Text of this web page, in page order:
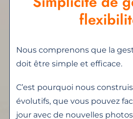
Nous comprenons que la
doit être simple et efficace.
C’est pourquoi nous
évolutifs, que vous pouvez
jour avec de nouvelles